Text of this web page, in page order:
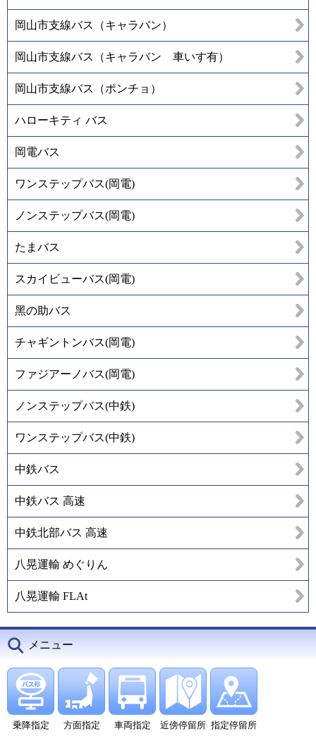
岡山市支線バス（キャラバン）
岡山市支線バス（キャラバン 車いす有）
岡山市支線バス（ポンチョ）
ハローキティ バス
岡電バス
ワンステップバス(岡電)
ノンステップバス(岡電)
たまバス
スカイビューバス(岡電)
黑の助バス
チャギントンバス(岡電)
ファジアーノバス(岡電)
ノンステップバス(中鉄)
ワンステップバス(中鉄)
中鉄バス
中鉄バス 高速
中鉄北部バス 高速
八晃運輸 めぐりん
八晃運輸 FLAt
メニュー
乗降指定 方面指定 車両指定 近傍停留所 指定停留所